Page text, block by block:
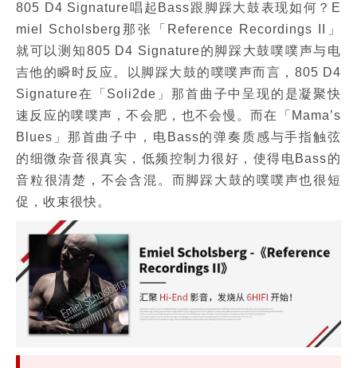
805 D4 Signature唱起Bass跟脚踩大鼓表现如何？E
miel Scholsberg那张「Reference Recordings II」
就可以测知805 D4 Signature的脚踩大鼓噗噗声与电
吉他的瞬时反应。以脚踩大鼓的噗噗声而言，805 D4
Signature在「Soli2de」那首曲子中呈现的是凝聚快
速反应的噗噗声，不会肥，也不会慢。而在「Mama’s
Blues」那首曲子中，电Bass的弹奏质感与手指触弦
的细微杂音很真实，低频控制力很好，使得电Bass的
音粒很清楚，不会含混。而脚踩大鼓的噗噗声也很短
促，收束很快。